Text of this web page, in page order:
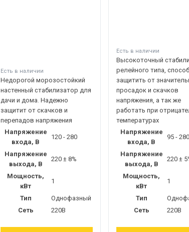
Есть в наличии
Недорогой морозостойкий
настенный стабилизатор для
дачи и дома. Надежно
защитит от скачков и
перепадов напряжения
Напряжение
входа, В
120 - 280
Напряжение
выхода, В
220 ± 8%
Мощность,
кВт
1
Тип
Однофазный
Сеть
220В
Есть в наличии
Высокоточный
релейного типа,
защитить от
просадок и скачков
напряжения, а так же
работать при
температурах
Напряжение
входа, В
95 - 280
Напряжение
выхода, В
220 ±
Мощность,
кВт
1
Тип
Сеть
220В